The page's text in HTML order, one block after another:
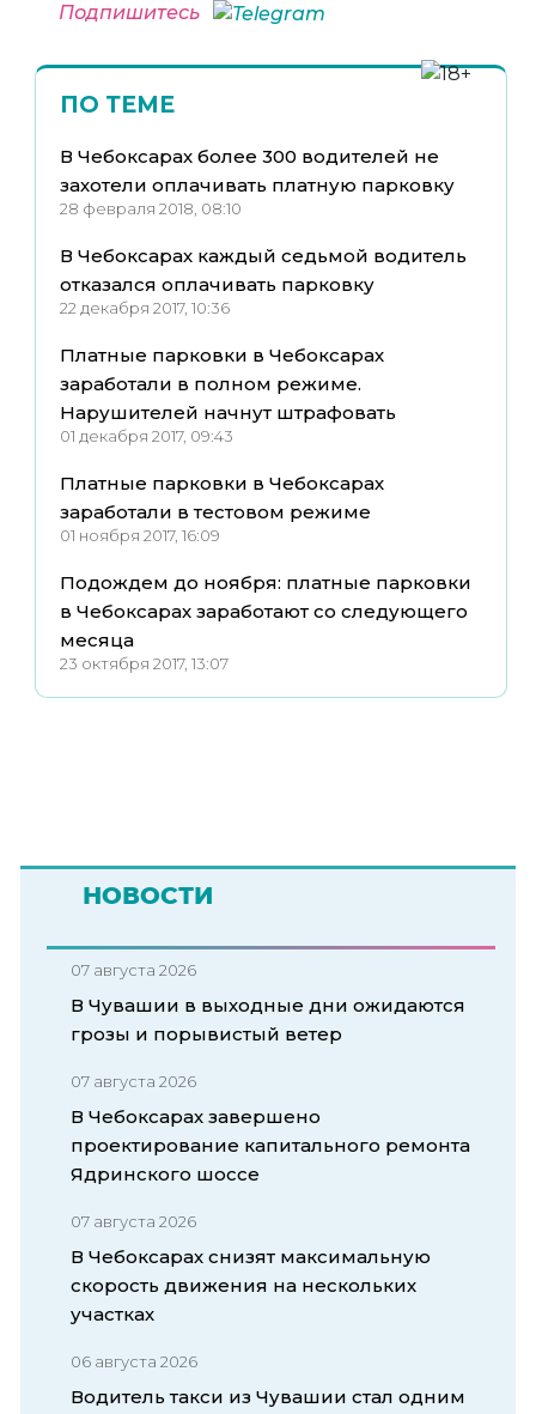
Подпишитесь
ПО ТЕМЕ
В Чебоксарах более 300 водителей не
захотели оплачивать платную парковку
28 февраля 2018, 08:10
В Чебоксарах каждый седьмой водитель
отказался оплачивать парковку
22 декабря 2017, 10:36
Платные парковки в Чебоксарах
заработали в полном режиме.
Нарушителей начнут штрафовать
01 декабря 2017, 09:43
Платные парковки в Чебоксарах
заработали в тестовом режиме
01 ноября 2017, 16:09
Подождем до ноября: платные парковки
в Чебоксарах заработают со следующего
месяца
23 октября 2017, 13:07
НОВОСТИ
07 августа 2026
В Чувашии в выходные дни ожидаются
грозы и порывистый ветер
07 августа 2026
В Чебоксарах завершено
проектирование капитального ремонта
Ядринского шоссе
07 августа 2026
В Чебоксарах снизят максимальную
скорость движения на нескольких
участках
06 августа 2026
Водитель такси из Чувашии стал одним